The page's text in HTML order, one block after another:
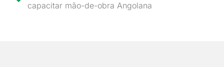
capacitar mão-de-obra Angolana